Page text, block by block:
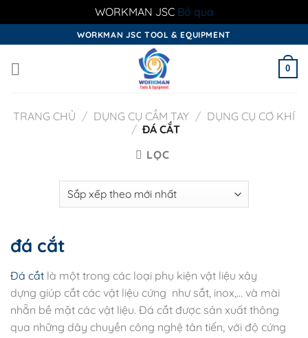
WORKMAN JSC Bỏ qua
to
content
WORKMAN JSC TOOL & EQUIPMENT
0
TRANG CHỦ / DỤNG CỤ CẦM TAY / DỤNG CỤ CƠ KHÍ
/ ĐÁ CẮT
LỌC
đá cắt
Đá cắt là một trong các loại phụ kiện vật liệu xây
dựng giúp cắt các vật liệu cứng như sắt, inox,… và mài
nhẵn bề mặt các vật liệu. Đá cắt được sản xuất thông
qua những dây chuyền công nghệ tân tiến, với độ cứng